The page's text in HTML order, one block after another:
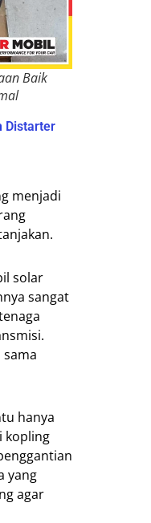
Baik
Distarter
menjadi
solar
sangat
hanya
kopling
yang
agar